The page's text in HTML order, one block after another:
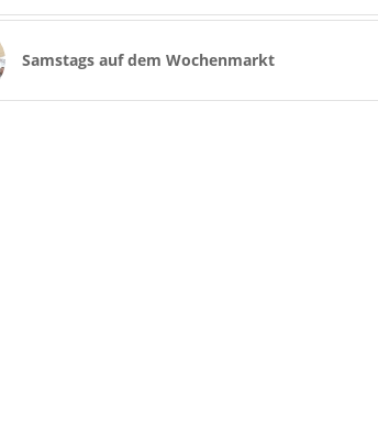
Samstags auf dem Wochenmarkt